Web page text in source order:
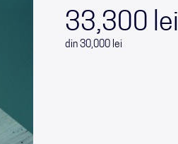
33,300 lei
din 30,000 lei